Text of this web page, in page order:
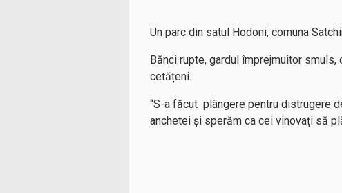
Un parc din satul Hodoni, comuna
Bănci rupte, gardul împrejmuitor
cetățeni.
“S-a făcut plângere pentru distrugere
anchetei și sperăm ca cei vinovați să